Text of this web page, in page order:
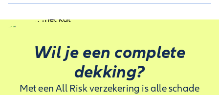
materialen en arbeid die nodig zijn om de auto weer in goede
Wil je een complete
dekking?
Met een All Risk verzekering is alle schade